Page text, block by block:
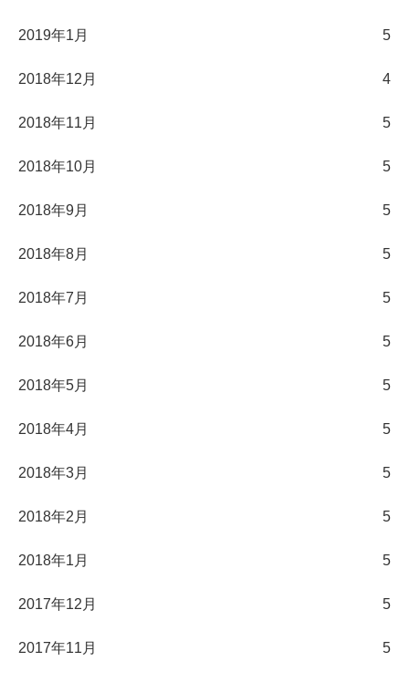
2019年1月 5
2018年12月 4
2018年11月 5
2018年10月 5
2018年9月 5
2018年8月 5
2018年7月 5
2018年6月 5
2018年5月 5
2018年4月 5
2018年3月 5
2018年2月 5
2018年1月 5
2017年12月 5
2017年11月 5